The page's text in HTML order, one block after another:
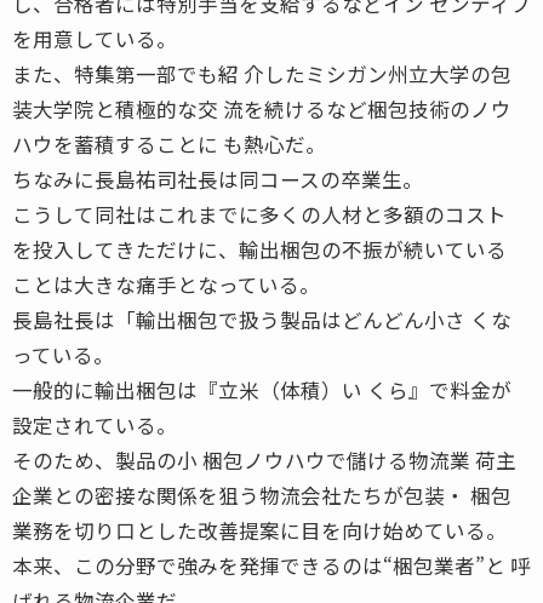
を用意している。
また、特集第一部でも紹 介したミシガン州立大学の包
装大学院と積極的な交 流を続けるなど梱包技術のノウ
ハウを蓄積することに も熱心だ。
ちなみに長島祐司社長は同コースの卒業生。
こうして同社はこれまでに多くの人材と多額のコスト
を投入してきただけに、輸出梱包の不振が続いている
ことは大きな痛手となっている。
長島社長は「輸出梱包で扱う製品はどんどん小さ くな
っている。
一般的に輸出梱包は『立米（体積）い くら』で料金が
設定されている。
そのため、製品の小 梱包ノウハウで儲ける物流業 荷主
企業との密接な関係を狙う物流会社たちが包装・ 梱包
業務を切り口とした改善提案に目を向け始めている。
本来、この分野で強みを発揮できるのは“梱包業者”と 呼